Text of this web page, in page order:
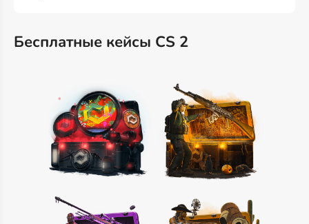
Бесплатные кейсы CS 2